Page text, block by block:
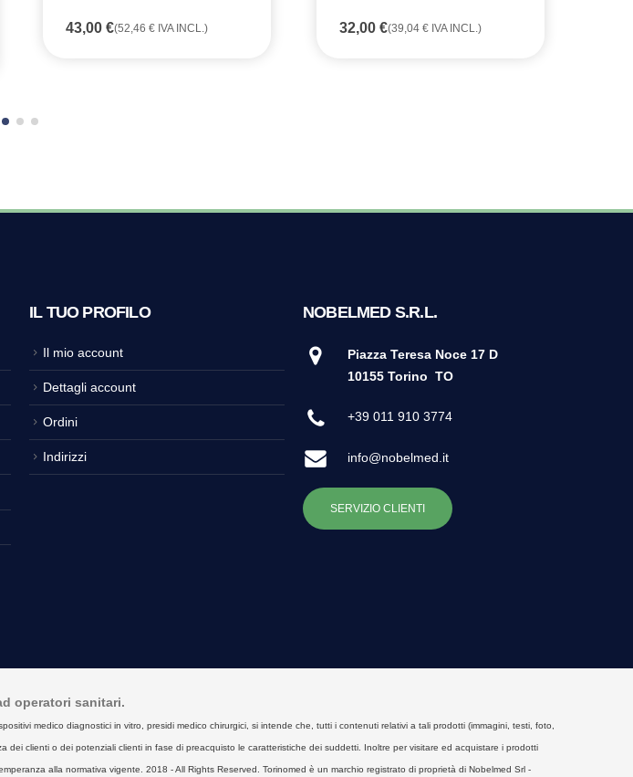
43,00 €(52,46 € IVA INCL.) 32,00 €(39,04 € IVA INCL.)
IL TUO PROFILO
Il mio account
Dettagli account
Ordini
Indirizzi
NOBELMED S.R.L.
Piazza Teresa Noce 17 D
10155 Torino TO
+39 011 910 3774
info@nobelmed.it
SERVIZIO CLIENTI
operatori sanitari.
medico diagnostici in vitro, presidi medico chirurgici, si intende che, tutti i contenuti relativi a tali prodotti (immagini, testi, foto,
clienti o dei potenziali clienti in fase di preacquisto le caratteristiche dei suddetti. Inoltre per visitare ed acquistare i prodotti
alla normativa vigente. 2018 - All Rights Reserved. Torinomed è un marchio registrato di proprietà di Nobelmed Srl -